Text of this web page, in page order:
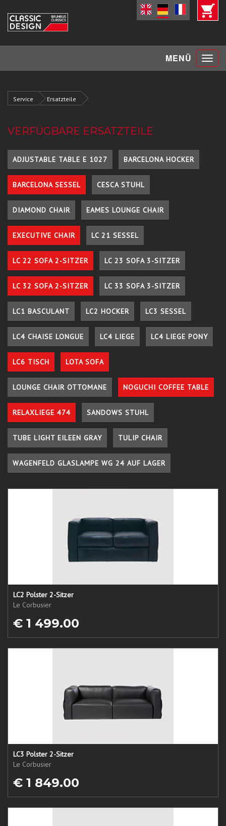
MENÜ Toggle
Service Ersatzteile
VERFÜGBARE ERSATZTEILE
ADJUSTABLE TABLE E 1027 BARCELONA HOCKER
BARCELONA SESSEL CESCA STUHL
DIAMOND CHAIR EAMES LOUNGE CHAIR
EXECUTIVE CHAIR LC 21 SESSEL
LC 22 SOFA 2-SITZER LC 23 SOFA 3-SITZER
LC 32 SOFA 2-SITZER LC 33 SOFA 3-SITZER
LC1 BASCULANT LC2 HOCKER LC3 SESSEL
LC4 CHAISE LONGUE LC4 LIEGE LC4 LIEGE PONY
LC6 TISCH LOTA SOFA
LOUNGE CHAIR OTTOMANE NOGUCHI COFFEE TABLE
RELAXLIEGE 474 SANDOWS STUHL
TUBE LIGHT EILEEN GRAY TULIP CHAIR
WAGENFELD GLASLAMPE WG 24 AUF LAGER
LC2 Polster 2-Sitzer
Le Corbusier
€ 1 499.00
LC3 Polster 2-Sitzer
Le Corbusier
€ 1 849.00